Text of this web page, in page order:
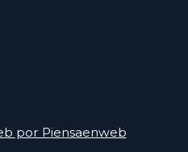
por Piensaenweb